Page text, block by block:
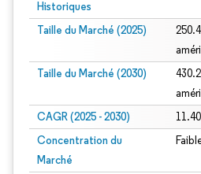
Historiques
Taille du Marché (2025)
Taille du Marché (2030)
CAGR (2025 - 2030)
Concentration du
Marché